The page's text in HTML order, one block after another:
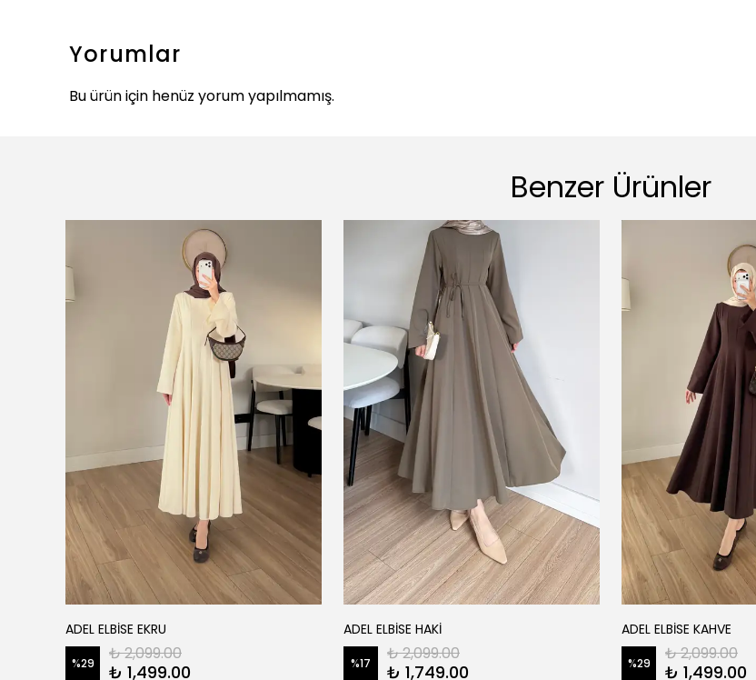
Yorumlar
Bu ürün için henüz yorum yapılmamış.
Benzer Ürünler
ADEL ELBİSE EKRU
%29 ₺ 2,099.00
₺ 1,499.00
ADEL ELBİSE HAKİ
%17 ₺ 2,099.00
₺ 1,749.00
ADEL ELBİSE KAHVE
%29 ₺ 2,099.00
₺ 1,499.00